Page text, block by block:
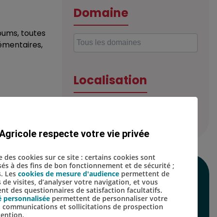
toutes
Domaine
Localisation
SUIVEZ-NOUS SUR
LES RÉSEAUX
SOCIAUX
respecte votre vie privée
des cookies sur ce site : certains cookies sont
à des fins de bon fonctionnement et de sécurité ;
Les cookies de mesure d'audience permettent de
visites, d’analyser votre navigation, et vous
des questionnaires de satisfaction facultatifs.
personnalisée permettent de personnaliser votre
communications et sollicitations de prospection